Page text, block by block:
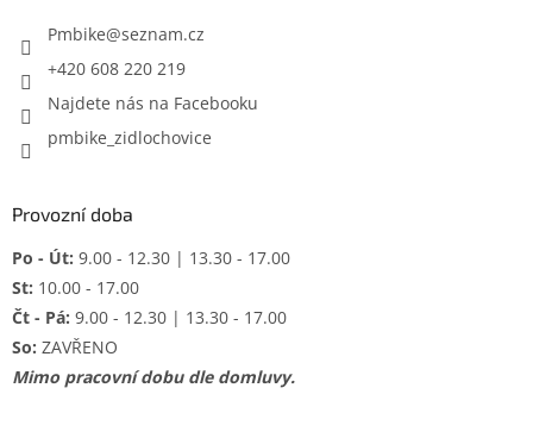
Pmbike@seznam.cz
+420 608 220 219
Najdete nás na Facebooku
pmbike_zidlochovice
Provozní doba
Po - Út: 9.00 - 12.30 | 13.30 - 17.00
St: 10.00 - 17.00
Čt - Pá: 9.00 - 12.30 | 13.30 - 17.00
So: ZAVŘENO
Mimo pracovní dobu dle domluvy.